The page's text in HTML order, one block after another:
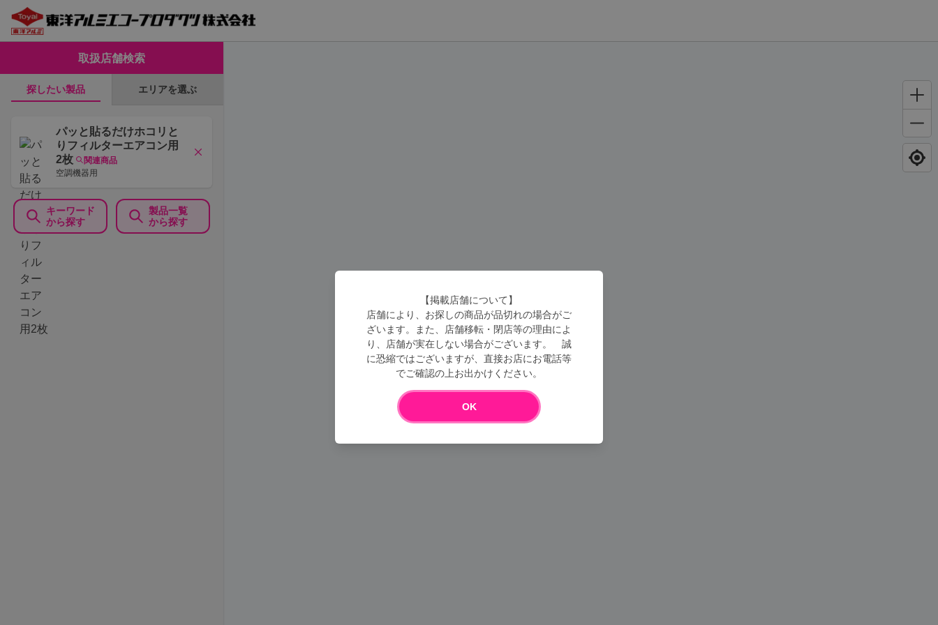
取扱店舗検索
探したい製品 エリアを選ぶ
パッと貼るだけホコリと
りフィルターエアコン用
2枚
関連商品
空調機器用
キーワード
から探す
製品一覧
から探す
Loading...
【掲載店舗について】
店舗により、お探しの商品が品切れの場合がご
ざいます。また、店舗移転・閉店等の理由によ
り、店舗が実在しない場合がございます。 誠
に恐縮ではございますが、直接お店にお電話等
でご確認の上お出かけください。
OK